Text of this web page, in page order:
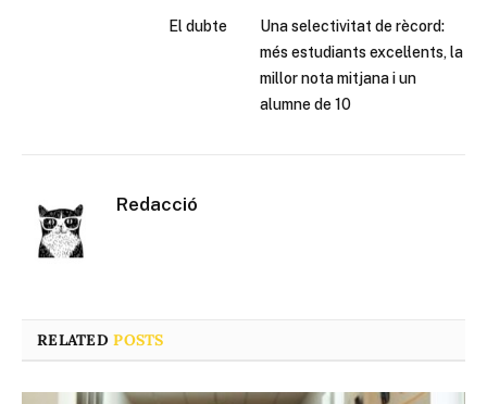
El dubte
Una selectivitat de rècord:
més estudiants excel·lents, la
millor nota mitjana i un
alumne de 10
Redacció
RELATEDPOSTS